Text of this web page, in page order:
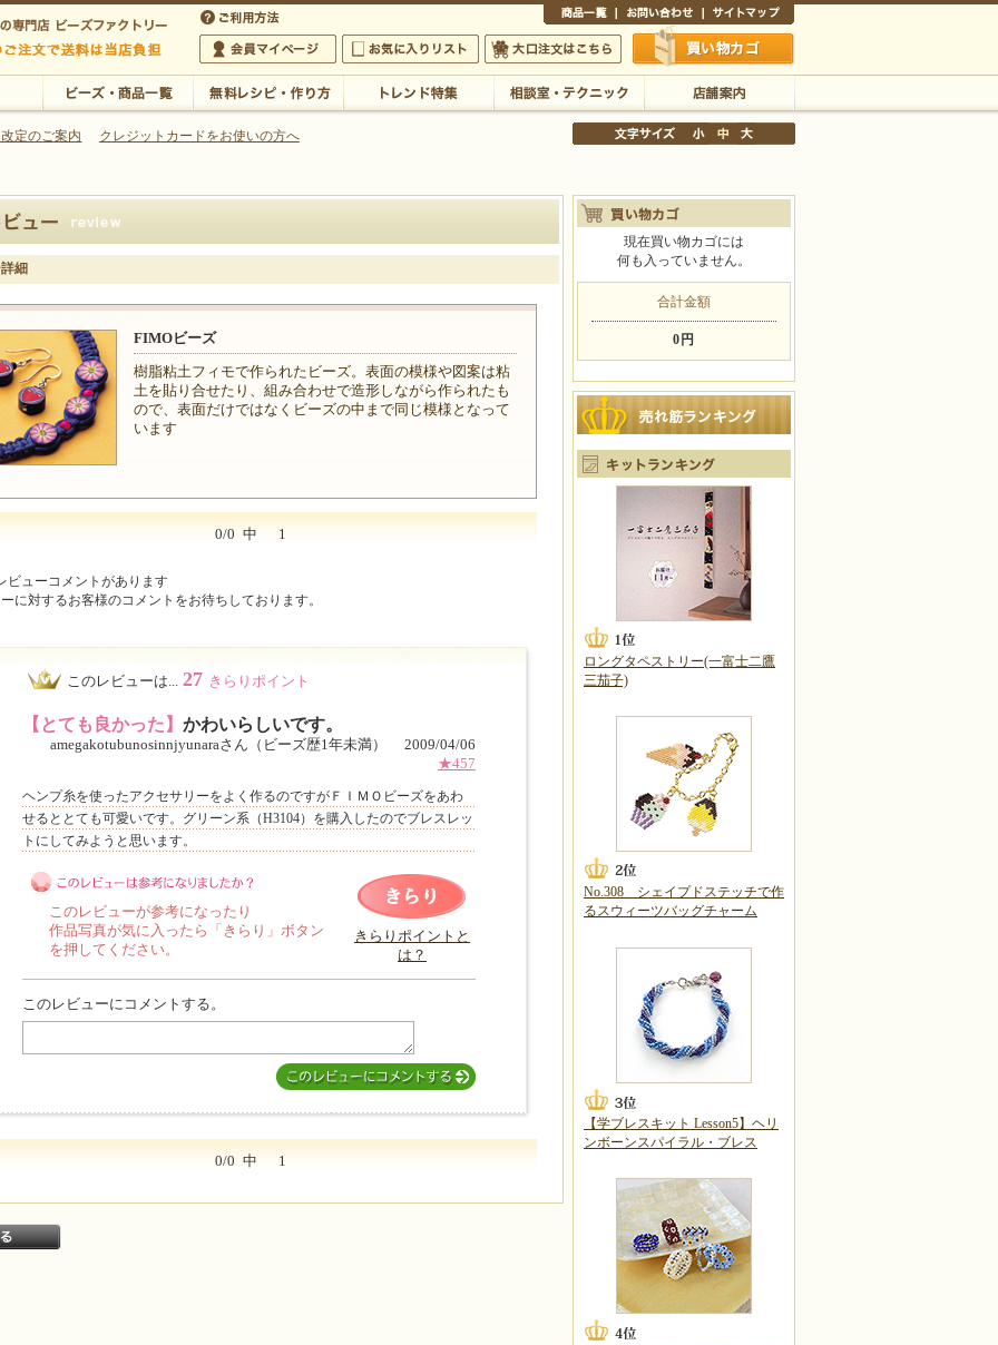
クセサリーの専門店
会員マイページ
お気に入りリスト 大口注文はこちら 買い物かご
店舗案内
定のご案内 クレジットカードをお使いの方へ
細
FIMOビーズ
樹脂粘土フィモで作られたビーズ。表面の模様や図案は粘
土を貼り合せたり、組み合わせで造形しながら作られたも
ので、表面だけではなくビーズの中まで同じ模様となって
います
0/0 中 1
ビューコメントがあります
に対するお客様のコメントをお待ちしております。
このレビューは... 27 きらりポイント
【とても良かった】 かわいらしいです。
amegakotubunosinnjyunaraさん（ビーズ歴1年未満） 2009/04/06
★457
ヘンプ糸を使ったアクセサリーをよく作るのですがＦＩＭＯビーズをあわ
せるととても可愛いです。グリーン系（H3104）を購入したのでブレスレッ
トにしてみようと思います。
このレビューが参考になったり
作品写真が気に入ったら「きらり」ボタン
を押してください。
きらりポイントと
は？
このレビューにコメントする。
0/0 中 1
現在買い物カゴには
何も入っていません。
合計金額
0円
ロングタペストリー(一富士二鷹
三茄子)
No.308 シェイプドステッチで作
るスウィーツバッグチャーム
【学ブレスキット Lesson5】ヘリ
ンボーンスパイラル・ブレス